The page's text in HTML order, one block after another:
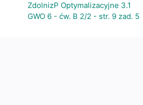
ZdolnizP Optymalizacyjne 3.1
GWO 6 - ćw. B 2/2 - str. 9 zad. 5